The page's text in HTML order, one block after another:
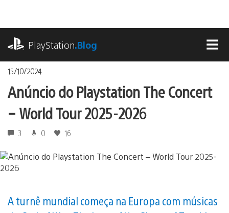
o
conteúdo
PlayStation.Blog
15/10/2024
Anúncio do Playstation The Concert
– World Tour 2025-2026
3 0 16
A turnê mundial começa na Europa com músicas